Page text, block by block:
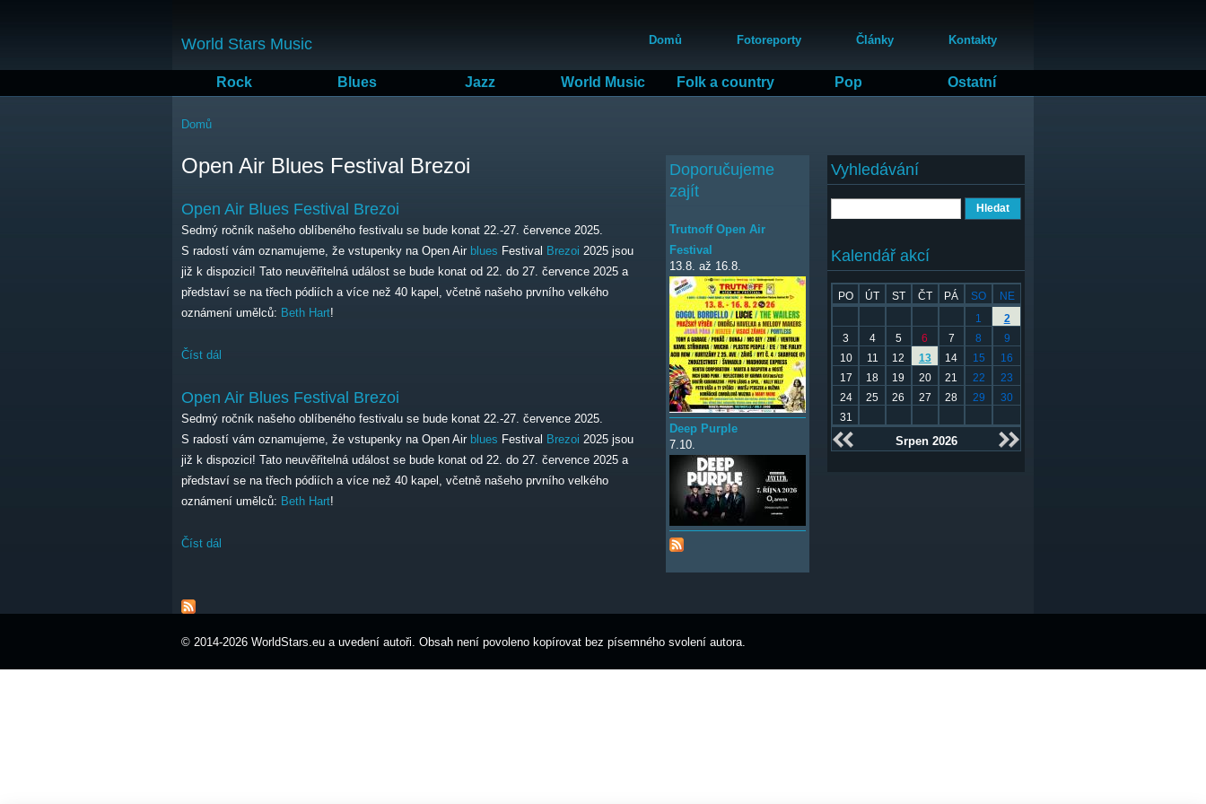
obsahu
World Stars Music Domů Fotoreporty Články Kontakty
Rock Blues Jazz World Music Folk a country Pop Ostatní
Jste zde
Domů
Open Air Blues Festival Brezoi
Open Air Blues Festival Brezoi
Sedmý ročník našeho oblíbeného festivalu se bude konat 22.-27. července 2025.
S radostí vám oznamujeme, že vstupenky na Open Air blues Festival Brezoi 2025 jsou
již k dispozici! Tato neuvěřitelná událost se bude konat od 22. do 27. července 2025 a
představí se na třech pódiích a více než 40 kapel, včetně našeho prvního velkého
oznámení umělců: Beth Hart!
Číst dál
Open Air Blues Festival Brezoi
Sedmý ročník našeho oblíbeného festivalu se bude konat 22.-27. července 2025.
S radostí vám oznamujeme, že vstupenky na Open Air blues Festival Brezoi 2025 jsou
již k dispozici! Tato neuvěřitelná událost se bude konat od 22. do 27. července 2025 a
představí se na třech pódiích a více než 40 kapel, včetně našeho prvního velkého
oznámení umělců: Beth Hart!
Číst dál
Vyhledávání
Kalendář akcí
PO ÚT ST ČT PÁ SO
NE
1
2
3
4 5 6 7 8
9
10
11 12 13 14 15
16
17
18 19 20 21 22
23
24
25 26 27 28 29
30
31
Srpen 2026
Doporučujeme
zajít
Trutnoff Open Air
Festival
13.8. až 16.8.
Deep Purple
7.10.
© 2014-2026 WorldStars.eu a uvedení autoři. Obsah není povoleno kopírovat bez písemného svolení autora.